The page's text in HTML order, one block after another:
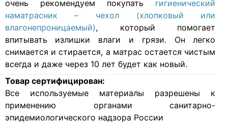
очень рекомендуем покупать гигиенический
наматрасник – чехол (хлопковый или
влагонепроницаемый), который помогает
впитывать излишки влаги и грязи. Он легко
снимается и стирается, а матрас остается чистым
всегда и даже через 10 лет будет как новый.
Товар сертифицирован:
Все используемые материалы разрешены к
применению органами санитарно-
эпидемиологического надзора России